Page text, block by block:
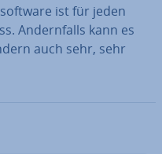
ist für jeden
An­dern­falls kann es
auch sehr, sehr